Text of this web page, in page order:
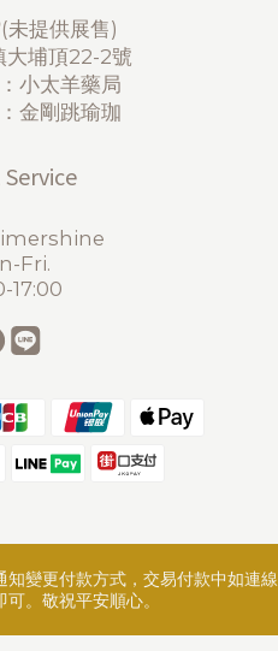
未提供展售)
大埔頂22-2號
小太羊藥局
金剛跳瑜珈
Service
Fri.
17:00
變更付款方式，交易付款中如連線
。敬祝平安順心。